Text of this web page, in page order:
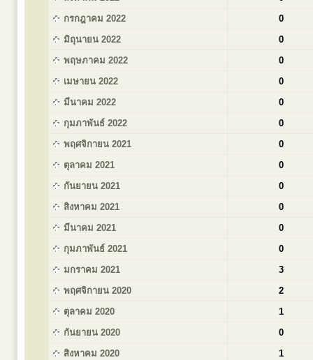
กรกฎาคม 2022
0
มิถุนายน 2022
0
พฤษภาคม 2022
0
เมษายน 2022
0
มีนาคม 2022
0
กุมภาพันธ์ 2022
0
พฤศจิกายน 2021
0
ตุลาคม 2021
0
กันยายน 2021
0
สิงหาคม 2021
0
มีนาคม 2021
0
กุมภาพันธ์ 2021
0
มกราคม 2021
3
พฤศจิกายน 2020
2
ตุลาคม 2020
1
กันยายน 2020
0
สิงหาคม 2020
1